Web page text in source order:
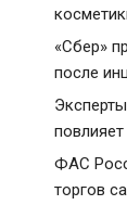
«Сбер»
после
ФАС
торгов